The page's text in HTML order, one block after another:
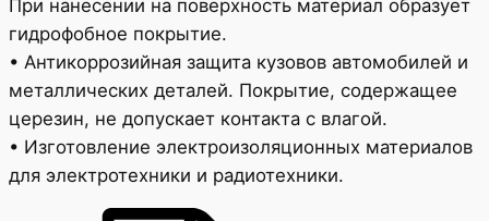
При нанесении на поверхность материал образует
гидрофобное покрытие.
• Антикоррозийная защита кузовов автомобилей и
металлических деталей. Покрытие, содержащее
церезин, не допускает контакта с влагой.
• Изготовление электроизоляционных материалов
для электротехники и радиотехники.